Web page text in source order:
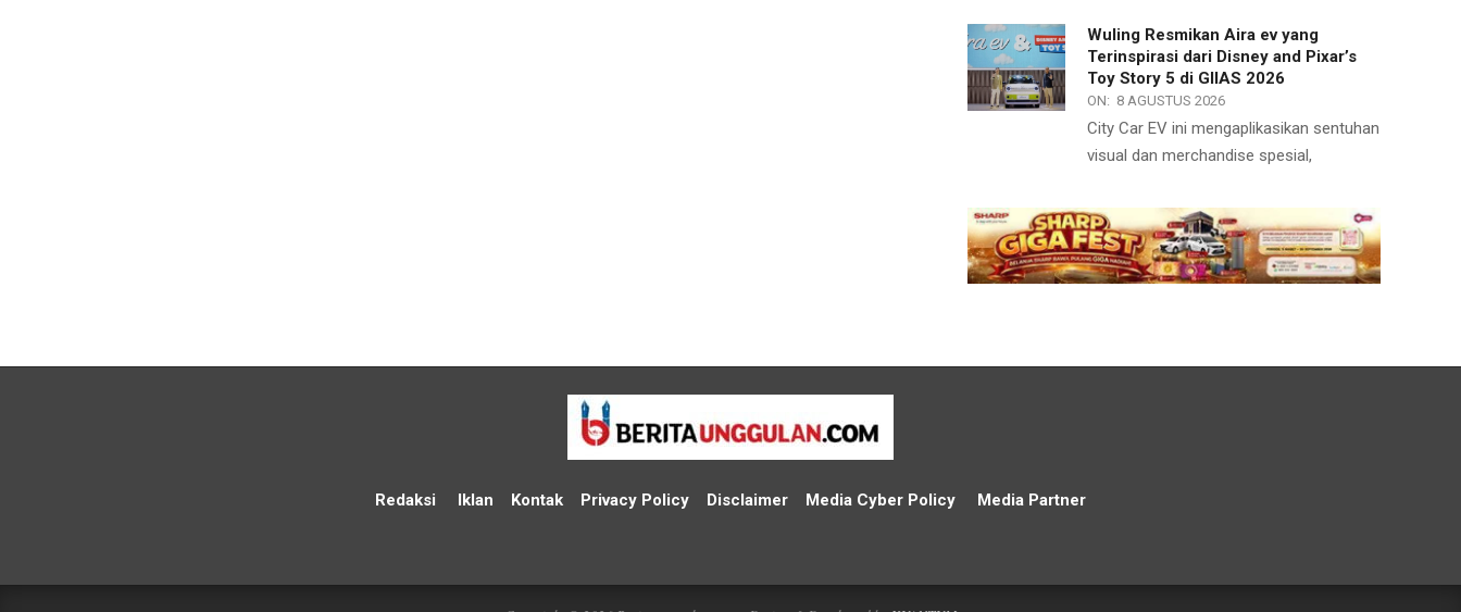
Wuling Resmikan Aira ev yang
Terinspirasi dari Disney and Pixar’s
Toy Story 5 di GIIAS 2026
ON: 8 AGUSTUS 2026
City Car EV ini mengaplikasikan sentuhan
visual dan merchandise spesial,
Redaksi Iklan Kontak Privacy Policy Disclaimer Media Cyber Policy Media Partner